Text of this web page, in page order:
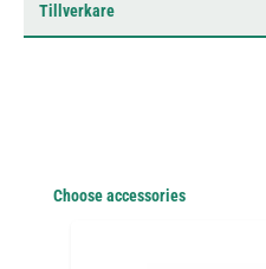
Tillverkare
Hoppa över produktgalleri
Choose accessories